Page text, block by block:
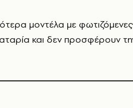
μοντέλα με φωτιζόμενες
και δεν προσφέρουν